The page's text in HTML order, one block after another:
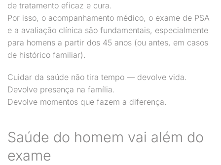
de tratamento eficaz e cura.
Por isso, o acompanhamento médico, o exame de PSA
e a avaliação clínica são fundamentais, especialmente
para homens a partir dos 45 anos (ou antes, em casos
de histórico familiar).
Cuidar da saúde não tira tempo — devolve vida.
Devolve presença na família.
Devolve momentos que fazem a diferença.
Saúde do homem vai além do
exame